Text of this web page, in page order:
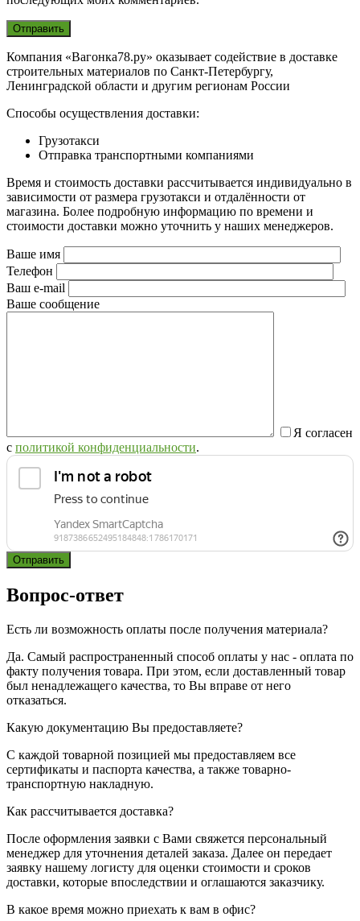
Компания «Вагонка78.ру» оказывает содействие в доставке
строительных материалов по Санкт-Петербургу,
Ленинградской области и другим регионам России
Способы осуществления доставки:
Грузотакси
Отправка транспортными компаниями
Время и стоимость доставки рассчитывается индивидуально в
зависимости от размера грузотакси и отдалённости от
магазина. Более подробную информацию по времени и
стоимости доставки можно уточнить у наших менеджеров.
Ваше имя
Телефон
Ваш e-mail
Ваше сообщение
Я согласен
с политикой конфиденциальности.
Вопрос-ответ
Есть ли возможность оплаты после получения материала?
Да. Самый распространенный способ оплаты у нас - оплата по
факту получения товара. При этом, если доставленный товар
был ненадлежащего качества, то Вы вправе от него
отказаться.
Какую документацию Вы предоставляете?
С каждой товарной позицией мы предоставляем все
сертификаты и паспорта качества, а также товарно-
транспортную накладную.
Как рассчитывается доставка?
После оформления заявки с Вами свяжется персональный
менеджер для уточнения деталей заказа. Далее он передает
заявку нашему логисту для оценки стоимости и сроков
доставки, которые впоследствии и оглашаются заказчику.
В какое время можно приехать к вам в офис?